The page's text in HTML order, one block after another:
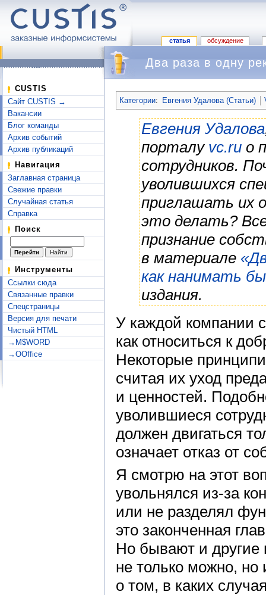
статья обсуждение
CUSTIS
Сайт CUSTIS →
Вакансии
Блог команды
Архив событий
Архив публикаций
Навигация
Заглавная страница
Свежие правки
Случайная статья
Справка
Поиск
Инструменты
Ссылки сюда
Связанные правки
Спецстраницы
Версия для печати
Чистый HTML
→M$WORD
→OOffice
Два раза в одну
Категории: Евгения Удалова (Статьи)
Евгения Удалова
порталу vc.ru о
сотрудников.
уволившихся
приглашать их
это делать?
признание
в материале
как нанимать
издания.
У каждой компании
как относиться к
Некоторые
считая их уход
и ценностей.
уволившиеся
должен двигаться
означает отказ от
Я смотрю на этот
увольнялся из-за
или не разделял
это законченная
Но бывают и другие
не только можно, но
о том, в каких